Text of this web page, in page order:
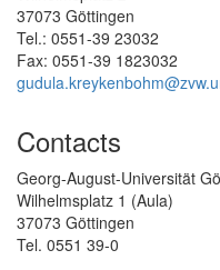
37073 Göttingen
Tel.: 0551-39 23032
Fax: 0551-39 1823032
Contacts
Georg-August-Universität
Wilhelmsplatz 1 (Aula)
37073 Göttingen
Tel. 0551 39-0